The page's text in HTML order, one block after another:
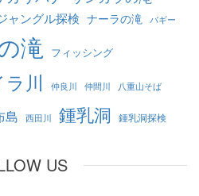
ャングル探検 ナーラの滝 バギー
滝 フィッシング
川 仲良川 仲間川 八重山そば
島 西田川 鍾乳洞 鍾乳洞探検
US